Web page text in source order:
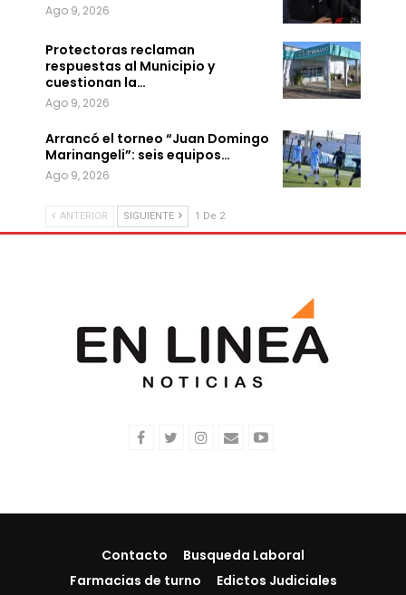
Ago 9, 2026
Protectoras reclaman
respuestas al Municipio y
cuestionan la…
Ago 9, 2026
Arrancó el torneo “Juan Domingo
Marinangeli”: seis equipos…
Ago 9, 2026
ANTERIOR SIGUIENTE 1 De 2
Contacto
Busqueda Laboral
Farmacias de turno
Edictos Judiciales